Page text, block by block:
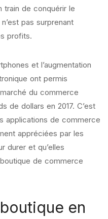
train de conquérir le
pas surprenant
profits.
et l’augmentation
ont permis
du commerce
de dollars en 2017. C’est
applications de commerce
appréciées par les
durer et qu’elles
de commerce
en